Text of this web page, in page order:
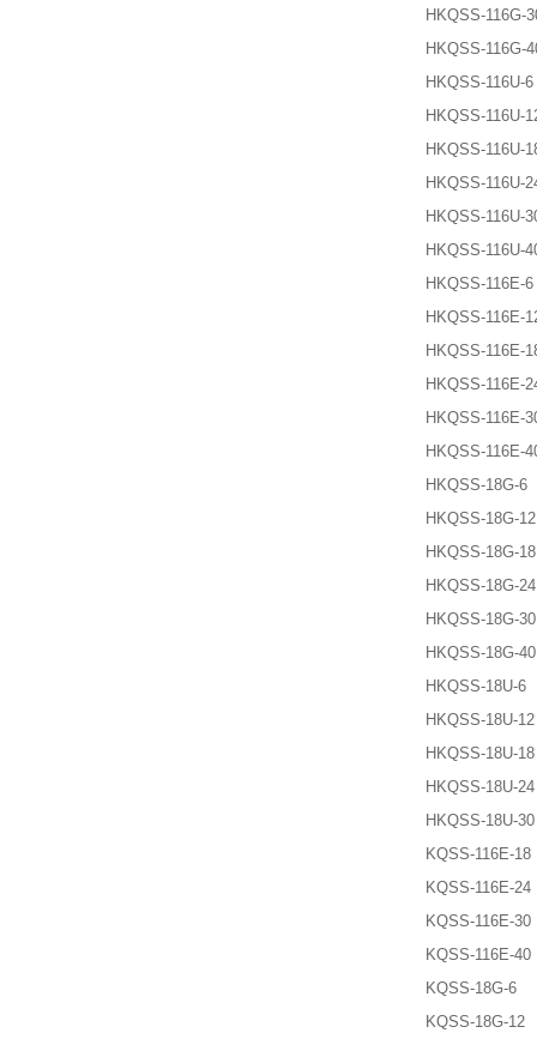
HKQSS-116G-
HKQSS-116G-
HKQSS-116U-6
HKQSS-116U-
HKQSS-116U-
HKQSS-116U-
HKQSS-116U-
HKQSS-116U-
HKQSS-116E-6
HKQSS-116E-
HKQSS-116E-
HKQSS-116E-
HKQSS-116E-
HKQSS-116E-
HKQSS-18G-6
HKQSS-18G-12
HKQSS-18G-18
HKQSS-18G-24
HKQSS-18G-30
HKQSS-18G-40
HKQSS-18U-6
HKQSS-18U-12
HKQSS-18U-18
HKQSS-18U-24
HKQSS-18U-30
KQSS-116E-18
KQSS-116E-24
KQSS-116E-30
KQSS-116E-40
KQSS-18G-6
KQSS-18G-12